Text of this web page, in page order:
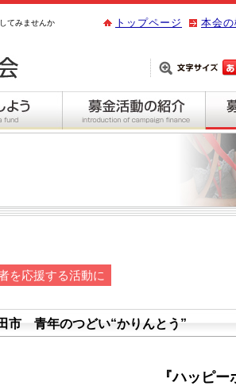
てみませんか 本会
トップページ
を応援する活動に
市 青年のつどい“かりんとう”
『ハッピー